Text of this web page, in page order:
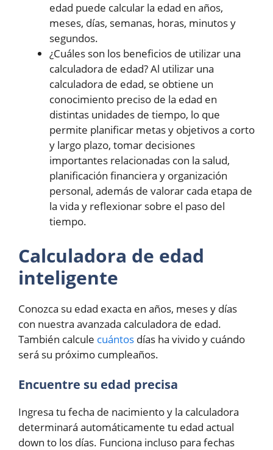
edad puede calcular la edad en años,
meses, días, semanas, horas, minutos y
segundos.
¿Cuáles son los beneficios de utilizar una
calculadora de edad? Al utilizar una
calculadora de edad, se obtiene un
conocimiento preciso de la edad en
distintas unidades de tiempo, lo que
permite planificar metas y objetivos a corto
y largo plazo, tomar decisiones
importantes relacionadas con la salud,
planificación financiera y organización
personal, además de valorar cada etapa de
la vida y reflexionar sobre el paso del
tiempo.
Calculadora de edad
inteligente
Conozca su edad exacta en años, meses y días
con nuestra avanzada calculadora de edad.
También calcule cuántos días ha vivido y cuándo
será su próximo cumpleaños.
Encuentre su edad precisa
Ingresa tu fecha de nacimiento y la calculadora
determinará automáticamente tu edad actual
down to los días. Funciona incluso para fechas